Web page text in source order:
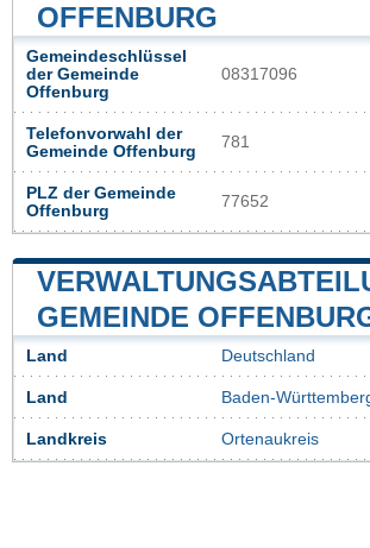
OFFENBURG
Gemeindeschlüssel
der Gemeinde
Offenburg
08317096
Telefonvorwahl der
Gemeinde Offenburg
781
PLZ der Gemeinde
Offenburg
77652
GEMEINDE
Land Deutschland
Land Baden-
Landkreis Ortenaukreis